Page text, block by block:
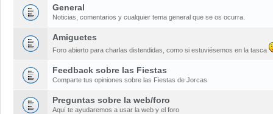
General
Noticias, comentarios y cualquier tema general que se os ocurra.
Amiguetes
Foro abierto para charlas distendidas, como si estuviésemos en la tasca
Feedback sobre las Fiestas
Comparte tus opiniones sobre las Fiestas de Jorcas
Preguntas sobre la web/foro
Aquí te ayudaremos a usar la web y el foro